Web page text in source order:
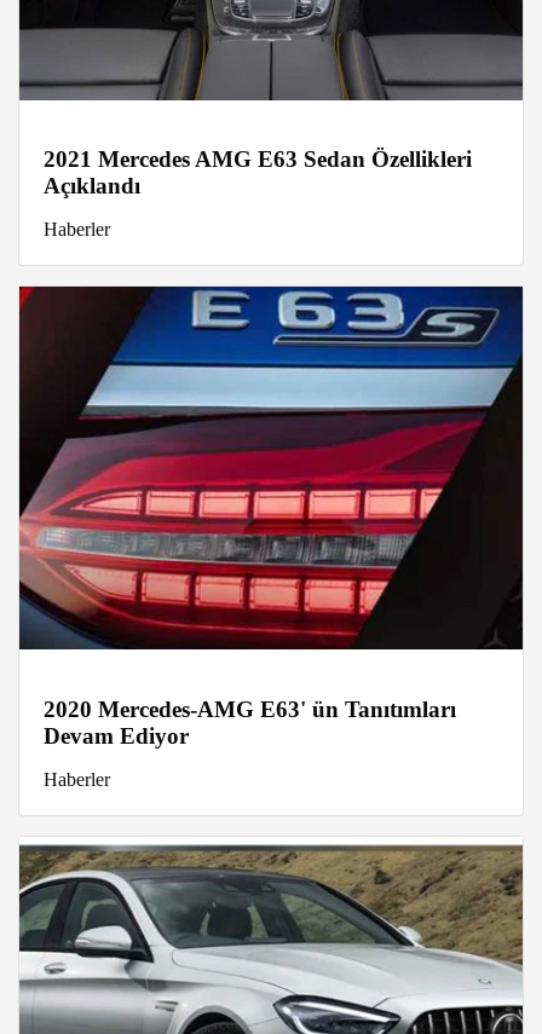
2021 Mercedes AMG E63 Sedan Özellikleri
Açıklandı
Haberler
2020 Mercedes-AMG E63' ün Tanıtımları
Devam Ediyor
Haberler